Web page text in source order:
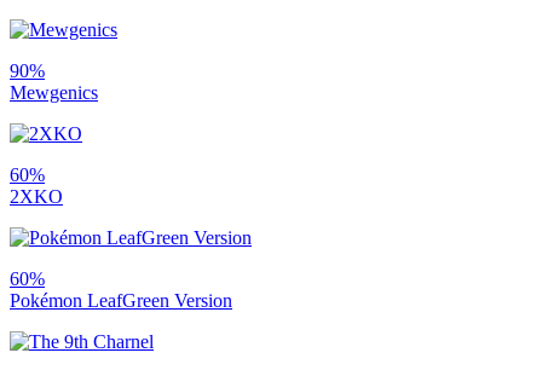
90%
Mewgenics
60%
2XKO
60%
Pokémon LeafGreen Version